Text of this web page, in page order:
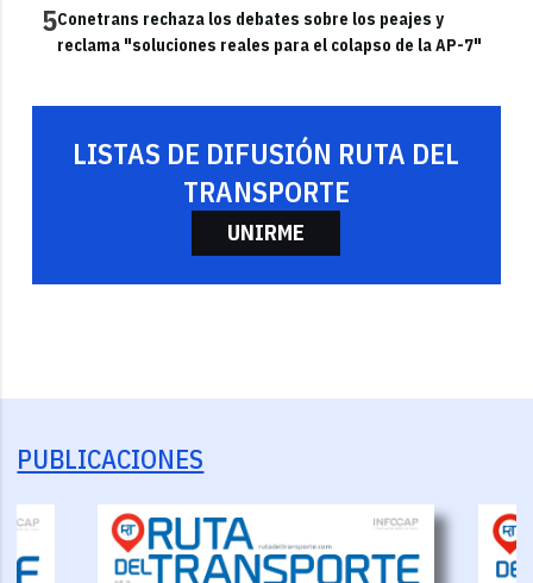
5Conetrans rechaza los debates sobre los peajes y
reclama "soluciones reales para el colapso de la AP-7"
LISTAS DE DIFUSIÓN RUTA DEL
TRANSPORTE
UNIRME
PUBLICACIONES